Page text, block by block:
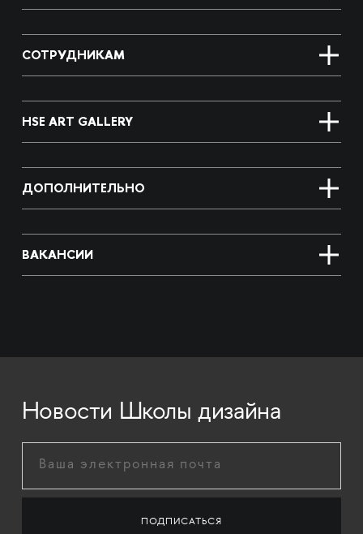
СОТРУДНИКАМ
HSE ART GALLERY
ДОПОЛНИТЕЛЬНО
ВАКАНСИИ
Новости Школы дизайна